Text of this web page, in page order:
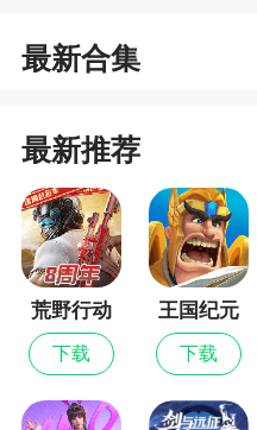
7日签到和每月登录活动
不够的情况。
5、挖矿功能在玩
只需要点击右上方金币
花费钻石挖矿20次，可
6、最后，游戏也会
在活动期间进行登录或
量金币，并且获得的活
器哦！
最新合集
最新推荐
荒野行动
下载
王国纪元
下载